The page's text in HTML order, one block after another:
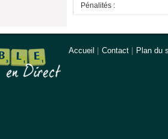
Pénalités :
Accueil Contact Plan du